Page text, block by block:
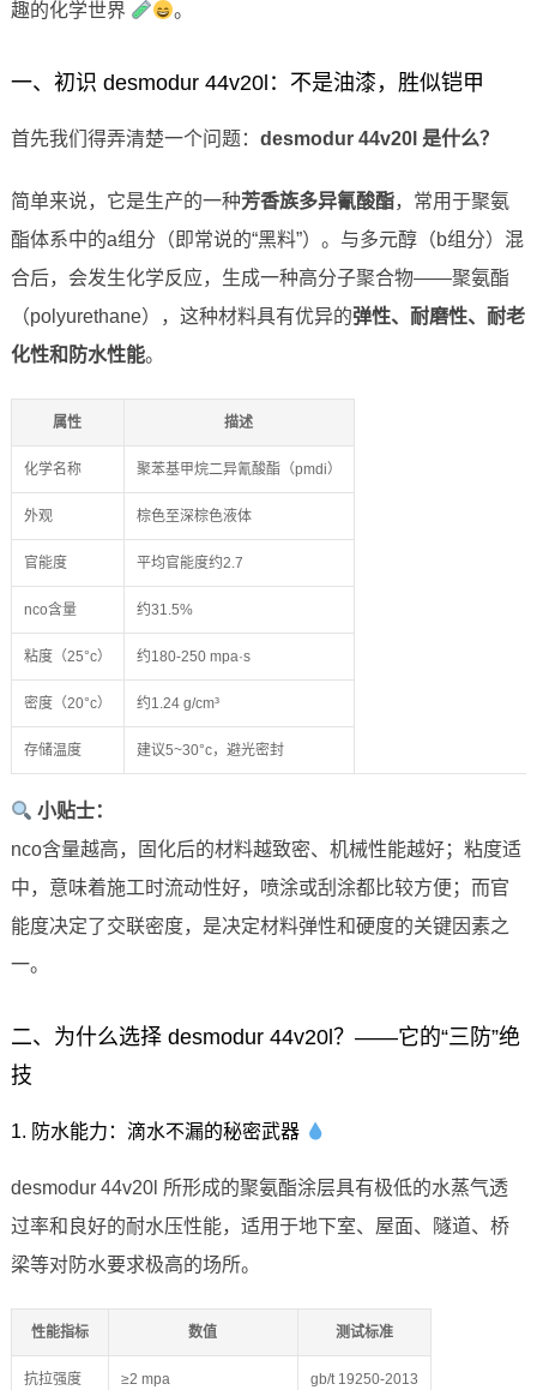
趣的化学世界
。
一、初识 desmodur 44v20l：不是油漆，胜似铠甲
首先我们得弄清楚一个问题： desmodur 44v20l 是什么？
简单来说，它是生产的一种芳香族多异氰酸酯，常用于聚氨
酯体系中的a组分（即常说的“黑料”）。与多元醇（b组分）混
合后，会发生化学反应，生成一种高分子聚合物——聚氨酯
（polyurethane），这种材料具有优异的弹性、耐磨性、耐老
化性和防水性能。
属性 描述
化学名称 聚苯基甲烷二异氰酸酯（pmdi）
外观 棕色至深棕色液体
官能度 平均官能度约2.7
nco含量 约31.5%
粘度（25°c） 约180-250 mpa·s
密度（20°c） 约1.24 g/cm³
存储温度 建议5~30°c，避光密封
小贴士：
nco含量越高，固化后的材料越致密、机械性能越好；粘度适
中，意味着施工时流动性好，喷涂或刮涂都比较方便；而官
能度决定了交联密度，是决定材料弹性和硬度的关键因素之
一。
二、为什么选择 desmodur 44v20l？——它的“三防”绝
技
1. 防水能力：滴水不漏的秘密武器
desmodur 44v20l 所形成的聚氨酯涂层具有极低的水蒸气透
过率和良好的耐水压性能，适用于地下室、屋面、隧道、桥
梁等对防水要求极高的场所。
性能指标 数值 测试标准
抗拉强度 ≥2 mpa gb/t 19250-2013